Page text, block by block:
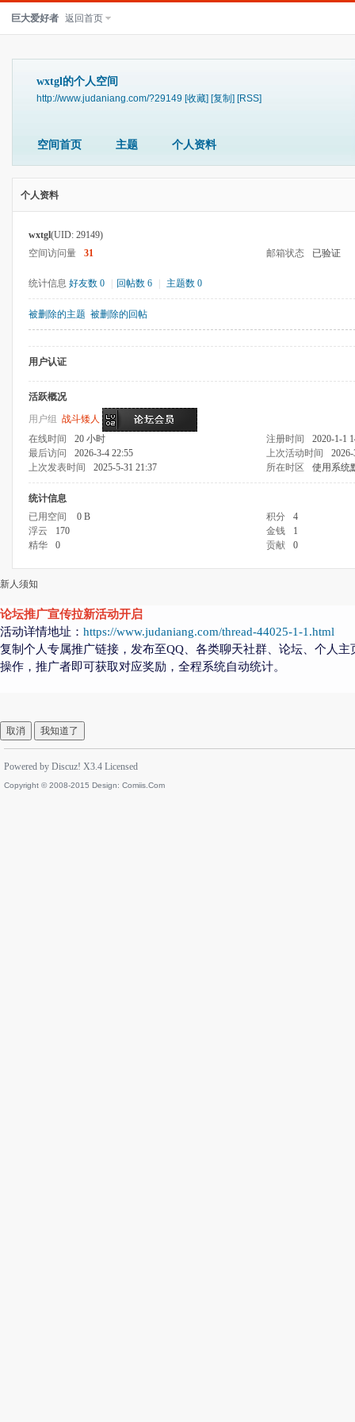
巨大爱好者 返回首页
wxtgl的个人空间
http://www.judaniang.com/?29149 [收藏] [复制] [RSS]
空间首页 主题 个人资料
个人资料
wxtgl(UID: 29149)
空间访问量
31 邮箱状态 已验证
统计信息 好友数 0 回帖数 6 主题数 0
被删除的主题 被删除的回帖
用户认证
活跃概况
用户组 战斗矮人
在线时间
20 小时 注册时间
2020-1-1
最后访问
2026-3-4 22:55 上次活动时间
上次发表时间
2025-5-31 21:37 所在时区 使用系统
统计信息
已用空间
0 B 积分
4
浮云
170 金钱
1
精华
0 贡献 0
新人须知
论坛推广宣传拉新活动开启
活动详情地址： https://www.judaniang.com/thread-44025-1-1.html
复制个人专属推广链接，发布至QQ、各类聊天社群、论坛、个人
操作，推广者即可获取对应奖励，全程系统自动统计。
取消 我知道了
Powered by Discuz! X3.4 Licensed
Copyright © 2008-2015 Design: Comiis.Com